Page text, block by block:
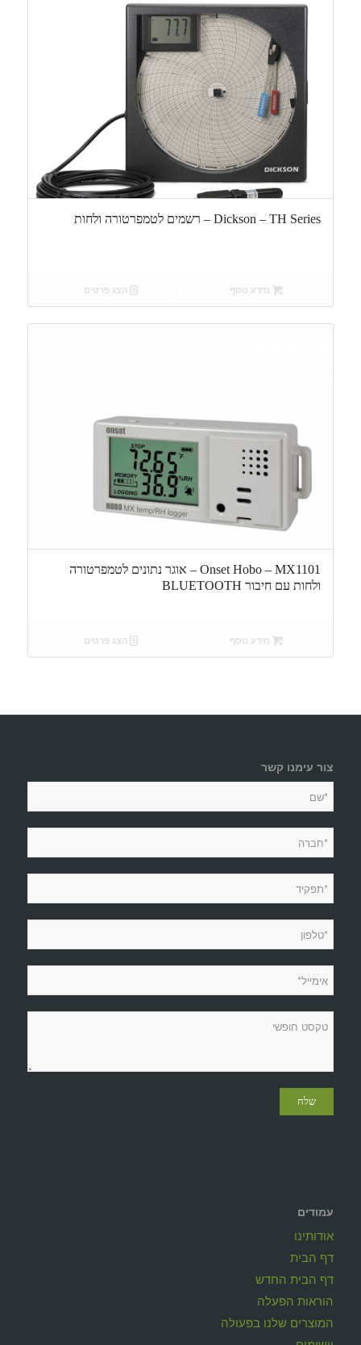
Dickson – TH Series – רשמים לטמפרטורה ולחות
מידע נוסף הצג פרטים
Onset Hobo – MX1101 – אוגר נתונים לטמפרטורה
ולחות עם חיבור BLUETOOTH
מידע נוסף הצג פרטים
צור עימנו קשר
עמודים
אודותינו
דף הבית
דף הבית החדש
הוראות הפעלה
המוצרים שלנו בפעולה